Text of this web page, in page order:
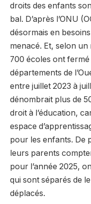
droits des enfants
bal. D’après l’ONU
désormais en
menacé. Et, selon un
700 écoles ont
départements de
entre juillet 2023 à
dénombrait plus de
droit à l’éducation,
espace
pour les enfants. De
leurs parents
pour l’année 2025,
qui sont séparés de
déplacés.